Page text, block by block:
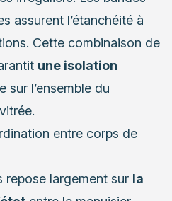
assurent l’étanchéité à
Cette combinaison de
une isolation
sur l’ensemble du
entre corps de
repose largement sur la